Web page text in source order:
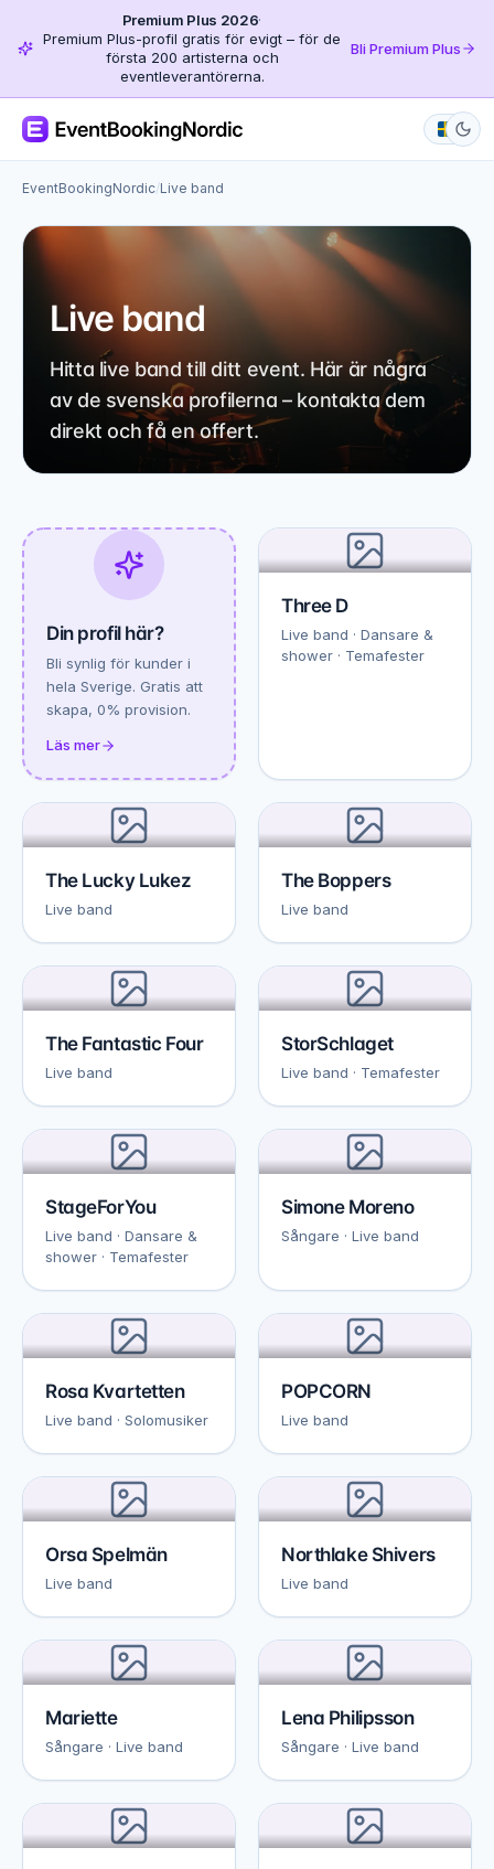
Premium Plus 2026·
Premium Plus-profil gratis för evigt – för de
första 200 artisterna och
eventleverantörerna.
Bli Premium Plus
EventBookingNordic/Live band
Live band
Hitta live band till ditt event. Här är några
av de svenska profilerna – kontakta dem
direkt och få en offert.
Din profil här?
Bli synlig för kunder i
hela Sverige. Gratis att
skapa, 0% provision.
Läs mer
Three D
Live band · Dansare &
shower · Temafester
The Lucky Lukez
Live band
The Boppers
Live band
The Fantastic Four
Live band
StorSchlaget
Live band · Temafester
StageForYou
Live band · Dansare &
shower · Temafester
Simone Moreno
Sångare · Live band
Rosa Kvartetten
Live band · Solomusiker
POPCORN
Live band
Orsa Spelmän
Live band
Northlake Shivers
Live band
Mariette
Sångare · Live band
Lena Philipsson
Sångare · Live band